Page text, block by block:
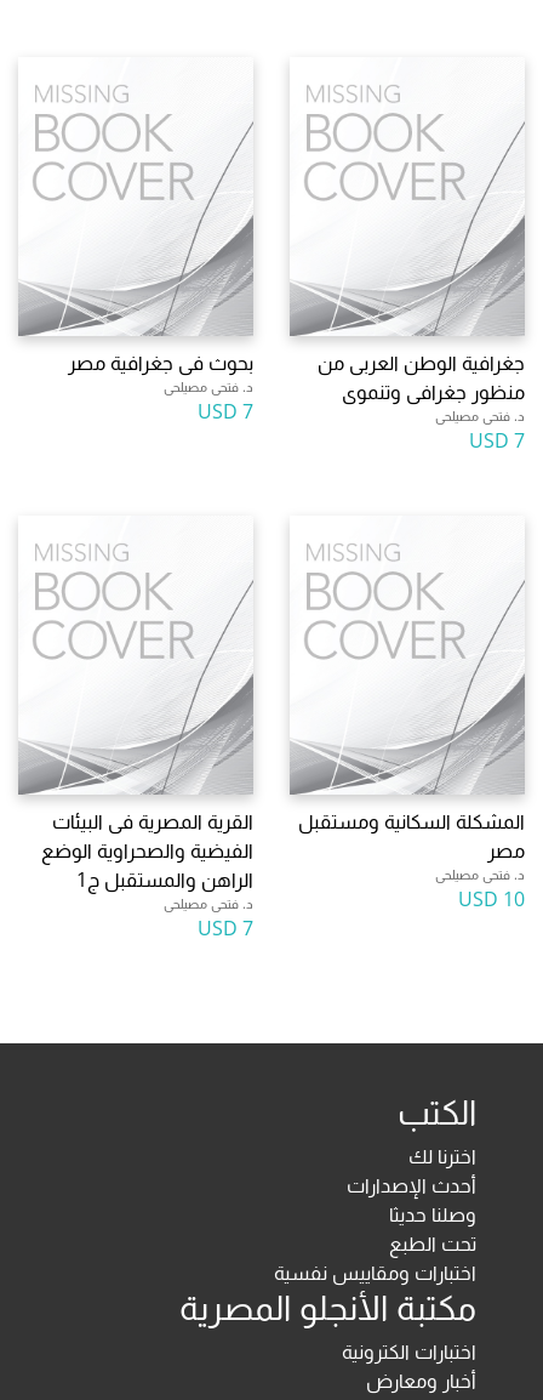
جغرافية الوطن العربى من
منظور جغرافى وتنموى
د. فتحى مصيلحى
7 USD
بحوث فى جغرافية مصر
د. فتحى مصيلحى
7 USD
المشكلة السكانية ومستقبل
مصر
د. فتحى مصيلحى
10 USD
القرية المصرية فى البيئات
الفيضية والصحراوية الوضع
الراهن والمستقبل ج1
د. فتحى مصيلحى
7 USD
الكتب
اخترنا لك
أحدث الإصدارات
وصلنا حديثا
تحت الطبع
اختبارات ومقاييس نفسية
مكتبة الأنجلو المصرية
اختبارات الكترونية
أخبار ومعارض